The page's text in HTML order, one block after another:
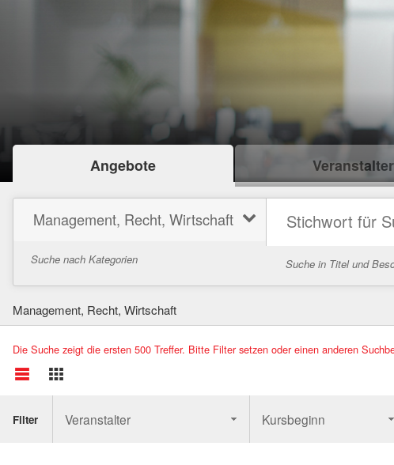
Angebote Veranstalter
Management, Recht, Wirtschaft
Suche nach Kategorien Suche in Titel und
Management, Recht, Wirtschaft
Die Suche zeigt die ersten 500 Treffer. Bitte Filter setzen oder einen anderen
Filter Veranstalter Kursbeginn